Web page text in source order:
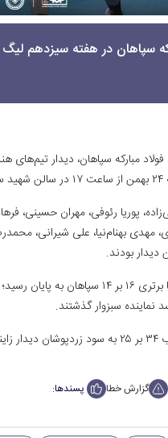
سپاهان در هفته سیزدهم
مبارکه سپاهان، دیدار تیم‌های
پوریا رئوفی، مهران حسینی،
مهدی بهنام‌نیا، علی شیرانی،
بودند.
۳۰ دقیقه نخست این دیدار با
گزارش خطا پسندها: